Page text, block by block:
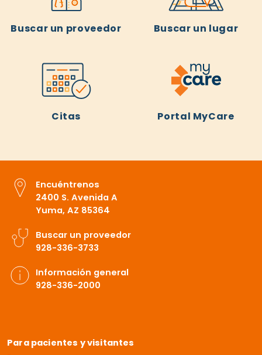
Buscar un proveedor Buscar un lugar
Citas Portal MyCare
Encuéntrenos
2400 S. Avenida A
Yuma, AZ 85364
Buscar un proveedor
928-336-3733
Información general
928-336-2000
Para pacientes y visitantes